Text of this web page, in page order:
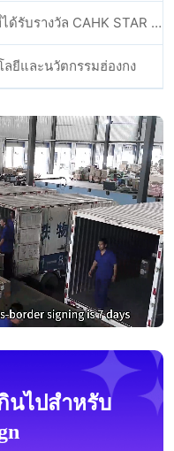
ขอแสดงความยินดีกับ eSign.AI ที่ได้รับรางวัล CAHK STAR Award 2025
ยีและนวัตกรรมฮ่องกง
นไปสำหรับ